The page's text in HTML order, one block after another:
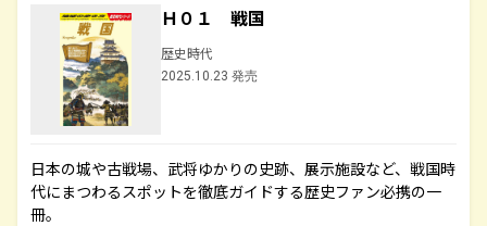
Ｈ０１ 戦国
歴史時代
2025.10.23 発売
日本の城や古戦場、武将ゆかりの史跡、展示施設など、戦国時
代にまつわるスポットを徹底ガイドする歴史ファン必携の一
冊。